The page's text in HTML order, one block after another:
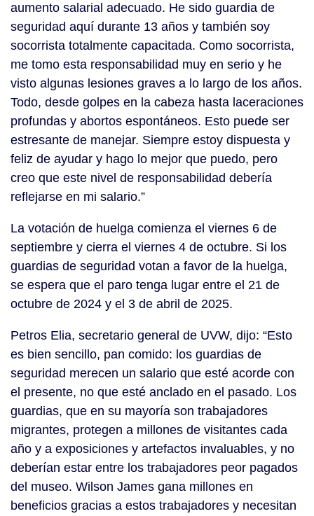
aumento salarial adecuado. He sido guardia de
seguridad aquí durante 13 años y también soy
socorrista totalmente capacitada. Como socorrista,
me tomo esta responsabilidad muy en serio y he
visto algunas lesiones graves a lo largo de los años.
Todo, desde golpes en la cabeza hasta laceraciones
profundas y abortos espontáneos. Esto puede ser
estresante de manejar. Siempre estoy dispuesta y
feliz de ayudar y hago lo mejor que puedo, pero
creo que este nivel de responsabilidad debería
reflejarse en mi salario.”
La votación de huelga comienza el viernes 6 de
septiembre y cierra el viernes 4 de octubre. Si los
guardias de seguridad votan a favor de la huelga,
se espera que el paro tenga lugar entre el 21 de
octubre de 2024 y el 3 de abril de 2025.
Petros Elia, secretario general de UVW, dijo: “Esto
es bien sencillo, pan comido: los guardias de
seguridad merecen un salario que esté acorde con
el presente, no que esté anclado en el pasado. Los
guardias, que en su mayoría son trabajadores
migrantes, protegen a millones de visitantes cada
año y a exposiciones y artefactos invaluables, y no
deberían estar entre los trabajadores peor pagados
del museo. Wilson James gana millones en
beneficios gracias a estos trabajadores y necesitan